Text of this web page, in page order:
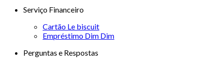
Serviço Financeiro
Cartão Le biscuit
Empréstimo Dim Dim
Perguntas e Respostas